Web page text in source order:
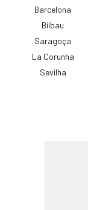
Barcelona
Bilbau
Saragoça
La Corunha
Sevilha